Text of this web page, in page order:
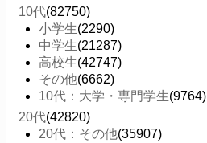
10代(82750)
小学生(2290)
中学生(21287)
高校生(42747)
その他(6662)
10代：大学・専門学生(9764)
20代(42820)
20代：その他(35907)